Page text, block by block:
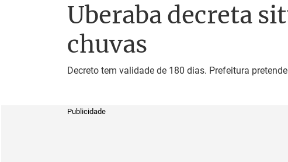
Uberaba decreta
chuvas
Decreto tem validade de 180 dias. Prefeitura
Publicidade